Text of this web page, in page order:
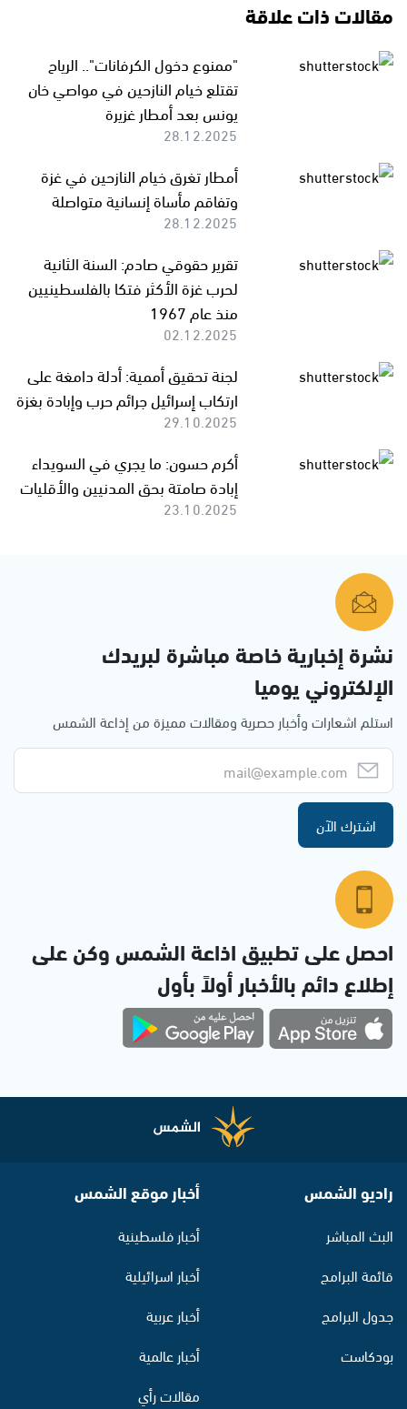
مقالات ذات علاقة
"ممنوع دخول الكرفانات".. الرياح
تقتلع خيام النازحين في مواصي خان
يونس بعد أمطار غزيرة
28.12.2025
أمطار تغرق خيام النازحين في غزة
وتفاقم مأساة إنسانية متواصلة
28.12.2025
تقرير حقوقي صادم: السنة الثانية
لحرب غزة الأكثر فتكا بالفلسطينيين
منذ عام 1967
02.12.2025
لجنة تحقيق أممية: أدلة دامغة على
ارتكاب إسرائيل جرائم حرب وإبادة بغزة
29.10.2025
أكرم حسون: ما يجري في السويداء
إبادة صامتة بحق المدنيين والأقليات
23.10.2025
نشرة إخبارية خاصة مباشرة لبريدك
الإلكتروني يوميا
استلم اشعارات وأخبار حصرية ومقالات مميزة من إذاعة الشمس
اشترك الآن
احصل على تطبيق اذاعة الشمس وكن على
إطلاع دائم بالأخبار أولاً بأول
راديو الشمس
البث المباشر
قائمة البرامج
جدول البرامج
بودكاست
أخبار موقع الشمس
أخبار فلسطينية
أخبار اسرائيلية
أخبار عربية
أخبار عالمية
مقالات رأي